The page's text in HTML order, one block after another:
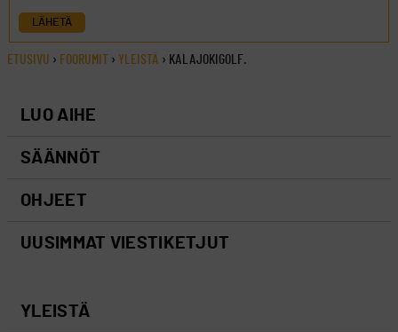
LÄHETÄ
ETUSIVU › FOORUMIT › YLEISTÄ › KALAJOKIGOLF.
LUO AIHE
SÄÄNNÖT
OHJEET
UUSIMMAT VIESTIKETJUT
YLEISTÄ